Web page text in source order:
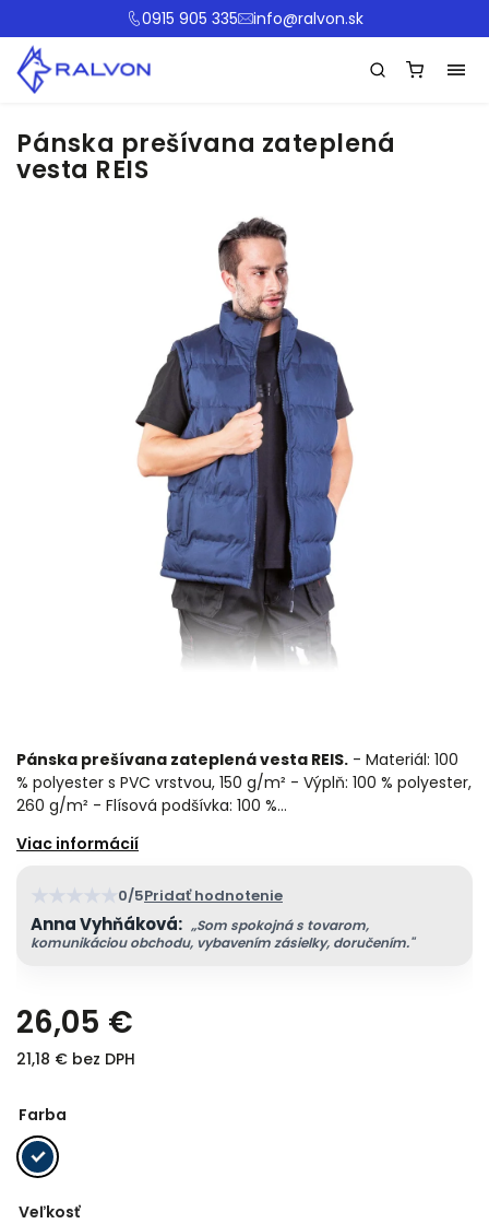
0915 905 335 info@ralvon.sk
Pánska prešívana zateplená
vesta REIS
Pánska prešívana zateplená vesta REIS. - Materiál: 100
% polyester s PVC vrstvou, 150 g/m² - Výplň: 100 % polyester,
260 g/m² - Flísová podšívka: 100 %…
★ ★ ★ ★ ★0/5Pridať hodnotenie
Anna Vyhňáková: „Som spokojná s tovarom,
komunikáciou obchodu, vybavením zásielky, doručením."
26,05 €
21,18 € bez DPH
Farba
Veľkosť